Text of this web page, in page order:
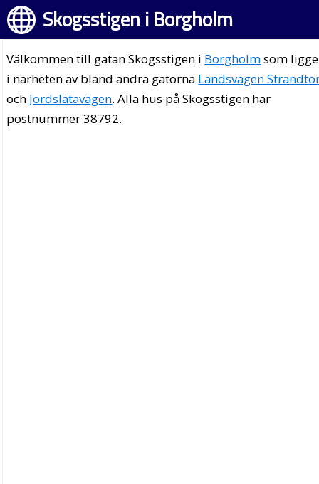
Skogsstigen i Borgholm
Välkommen till gatan Skogsstigen i Borgholmsom
i närheten av bland andra gatorna Landsvägen
och Jordslätavägen. Alla hus på Skogsstigen har
postnummer 38792.